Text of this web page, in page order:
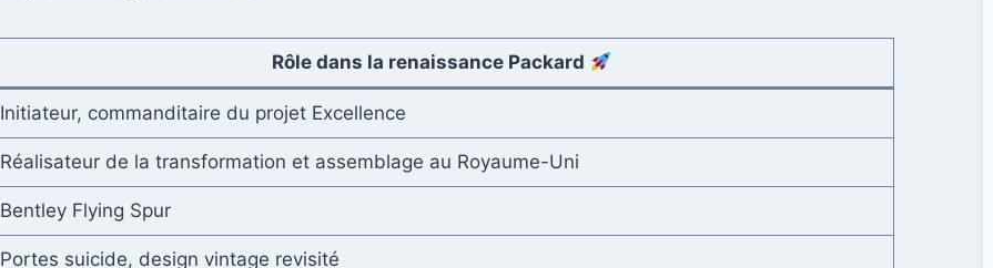
Rôle dans la renaissance Packard
Initiateur, commanditaire du projet Excellence
Réalisateur de la transformation et assemblage au Royaume-Uni
Bentley Flying Spur
Portes suicide, design vintage revisité